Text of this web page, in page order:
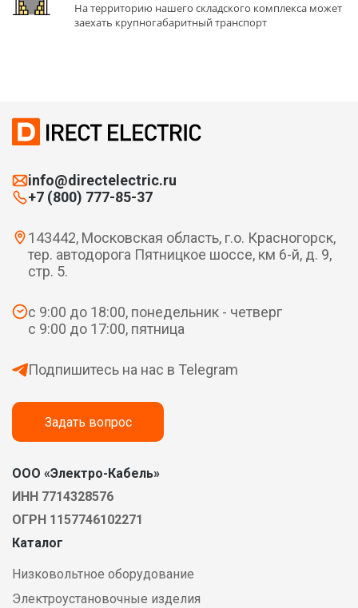
На территорию нашего складского комплекса может
заехать крупногабаритный транспорт
info@directelectric.ru
+7 (800) 777-85-37
143442, Московская область, г.о. Красногорск,
тер. автодорога Пятницкое шоссе, км 6-й, д. 9,
стр. 5.
с 9:00 до 18:00, понедельник - четверг
с 9:00 до 17:00, пятница
Подпишитесь на нас в Telegram
Задать вопрос
ООО «Электро-Кабель»
ИНН 7714328576
ОГРН 1157746102271
Каталог
Низковольтное оборудование
Электроустановочные изделия